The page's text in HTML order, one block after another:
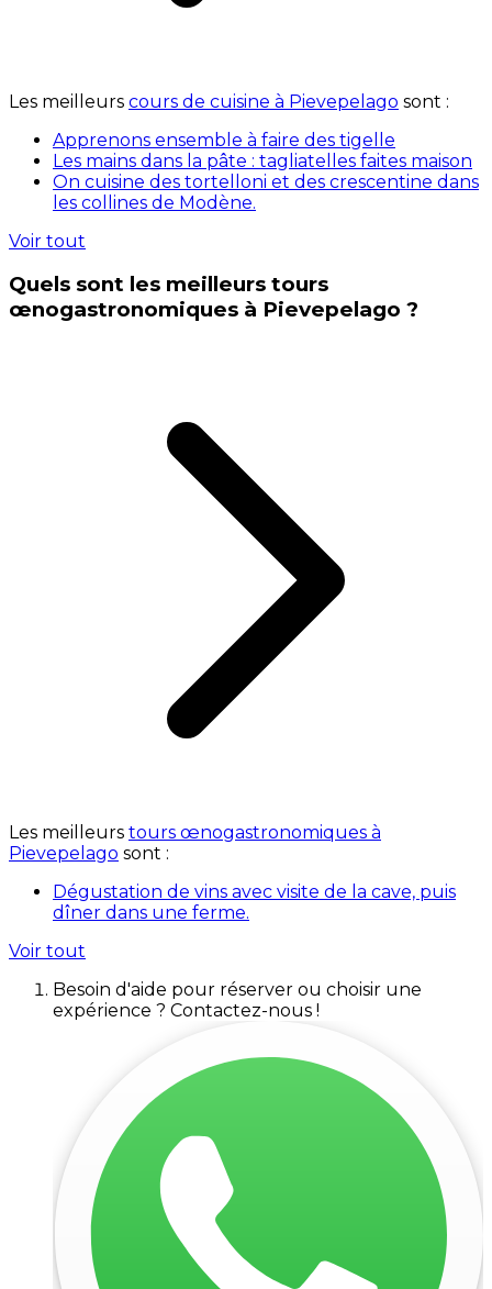
Les meilleurs cours de cuisine à Pievepelago sont :
Apprenons ensemble à faire des tigelle
Les mains dans la pâte : tagliatelles faites maison
On cuisine des tortelloni et des crescentine dans
les collines de Modène.
Voir tout
Quels sont les meilleurs tours
œnogastronomiques à Pievepelago ?
Les meilleurs tours œnogastronomiques à
Pievepelago sont :
Dégustation de vins avec visite de la cave, puis
dîner dans une ferme.
Voir tout
Besoin d'aide pour réserver ou choisir une
expérience ? Contactez-nous !